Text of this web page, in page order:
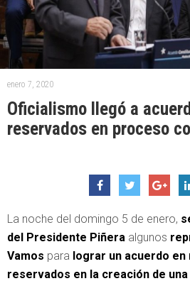
enero 7, 2020
Oficialismo llegó a
reservados en proceso
La noche del domingo 5 de enero,
del Presidente Piñera algunos
Vamos para lograr un acuerdo
reservados en la creación de